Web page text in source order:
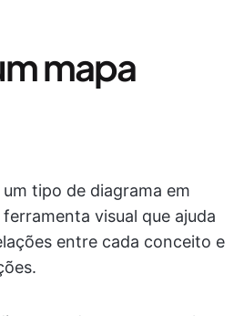
mapa
tipo de diagrama em
visual que ajuda
entre cada conceito e